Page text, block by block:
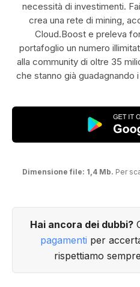
necessità di investimenti.
crea una rete di mining,
Cloud.Boost e preleva
portafoglio un numero
alla community di oltre 35
che stanno già guadagnando
Dimensione file: 1,4 Mb. Per
Hai ancora dei dubbi?
pagamenti per
rispettiamo